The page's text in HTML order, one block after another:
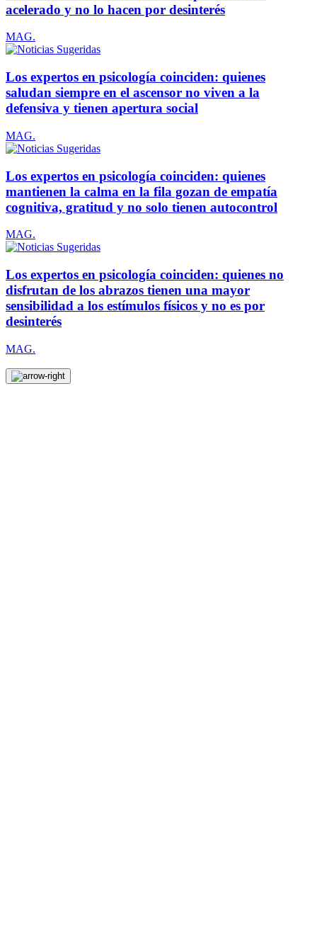
acelerado y no lo hacen por desinterés
MAG.
Los expertos en psicología coinciden: quienes
saludan siempre en el ascensor no viven a la
defensiva y tienen apertura social
MAG.
Los expertos en psicología coinciden: quienes
mantienen la calma en la fila gozan de empatía
cognitiva, gratitud y no solo tienen autocontrol
MAG.
Los expertos en psicología coinciden: quienes no
disfrutan de los abrazos tienen una mayor
sensibilidad a los estímulos físicos y no es por
desinterés
MAG.